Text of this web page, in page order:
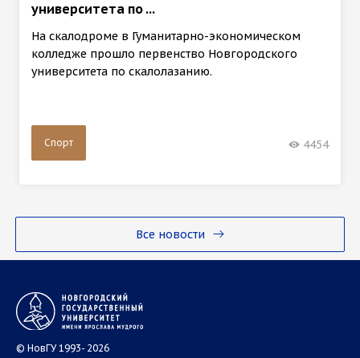
Все новости
университета по ...
На скалодроме в Гуманитарно-экономическом
колледже прошло первенство Новгородского
университета по скалолазанию.
Спорт 4454
© НовГУ 1993- 2026